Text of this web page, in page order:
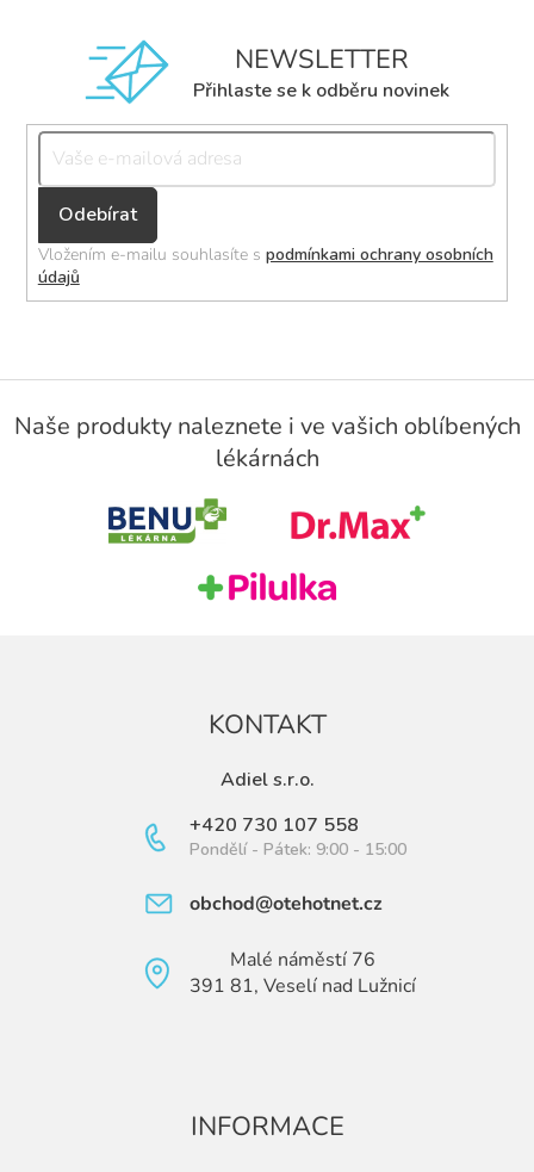
NEWSLETTER
Přihlaste se k odběru novinek
Přihlásit
se
Vložením e-mailu souhlasíte s podmínkami ochrany osobních
údajů
Naše produkty naleznete i ve vašich oblíbených
lékárnách
KONTAKT
Adiel s.r.o.
+420 730 107 558
Pondělí - Pátek: 9:00 - 15:00
obchod@otehotnet.cz
Malé náměstí 76
391 81, Veselí nad Lužnicí
INFORMACE